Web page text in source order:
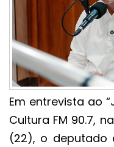
Em entrevista ao
Cultura FM 90.7,
(22), o deputado